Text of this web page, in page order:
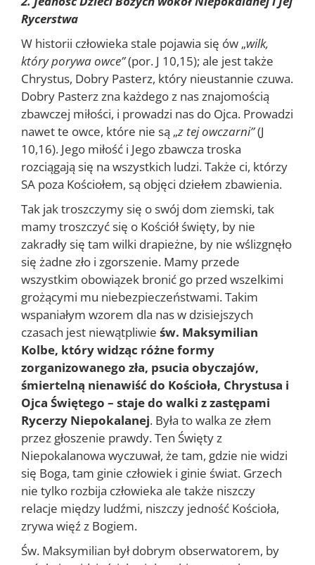
Rycerstwa
W historii człowieka stale pojawia się ów „wilk,
który porywa owce”(por. J 10,15); ale jest także
Chrystus, Dobry Pasterz, który nieustannie czuwa.
Dobry Pasterz zna każdego z nas znajomością
zbawczej miłości, i prowadzi nas do Ojca. Prowadzi
nawet te owce, które nie są „z tej owczarni”(J
10,16). Jego miłość i Jego zbawcza troska
rozciągają się na wszystkich ludzi. Także ci, którzy
SA poza Kościołem, są objęci dziełem zbawienia.
Tak jak troszczymy się o swój dom ziemski, tak
mamy troszczyć się o Kościół święty, by nie
zakradły się tam wilki drapieżne, by nie wślizgnęło
się żadne zło i zgorszenie. Mamy przede
wszystkim obowiązek bronić go przed wszelkimi
grożącymi mu niebezpieczeństwami. Takim
wspaniałym wzorem dla nas w dzisiejszych
czasach jest niewątpliwie św. Maksymilian
Kolbe, który widząc różne formy
zorganizowanego zła, psucia obyczajów,
śmiertelną nienawiść do Kościoła, Chrystusa i
Ojca Świętego – staje do walki z zastępami
Rycerzy Niepokalanej. Była to walka ze złem
przez głoszenie prawdy. Ten Święty z
Niepokalanowa wyczuwał, że tam, gdzie nie widzi
się Boga, tam ginie człowiek i ginie świat. Grzech
nie tylko rozbija człowieka ale także niszczy
relacje między ludźmi, niszczy jedność Kościoła,
zrywa więź z Bogiem.
Św. Maksymilian był dobrym obserwatorem, by